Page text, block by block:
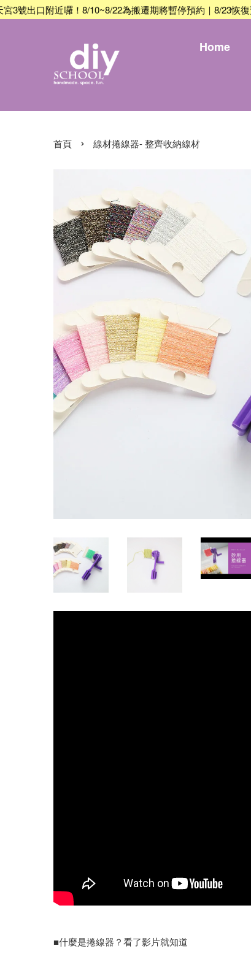
口附近囉！8/10~8/22為搬遷期將暫停預約｜8/23恢復預約
Home
首頁 › 線材捲線器- 整齊收納線材
■什麼是捲線器？看了影片就知道